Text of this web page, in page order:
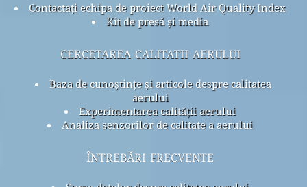
Contactați echipa de proiect World Air Quality Index
Kit de presă și media
cercetarea calitatii aerului
Baza de cunoștințe și articole despre calitatea
aerului
Experimentarea calității aerului
Analiza senzorilor de calitate a aerului
întrebări frecvente